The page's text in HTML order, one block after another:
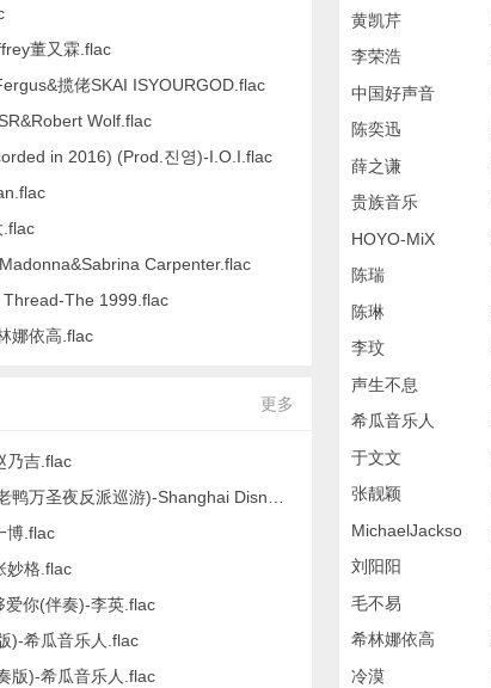
董又霖.flac
揽佬SKAI ISYOURGOD.flac
Wolf.flac
in 2016) (Prod.진영)-I.O.I.flac
.flac
Carpenter.flac
The 1999.flac
娜依高.flac
更多
乃吉.flac
游)-Shanghai Disney Resort Cast&葛琪璘&吴婧&Charlie You.flac
博.flac
妙格.flac
爱你(伴奏)-李英.flac
)-希瓜音乐人.flac
版)-希瓜音乐人.flac
黄凯芹
李荣浩
中国好声音
陈奕迅
薛之谦
贵族音乐
HOYO-MiX
陈瑞
陈琳
李玟
声生不息
希瓜音乐人
于文文
张靓颖
MichaelJackso
刘阳阳
毛不易
希林娜依高
冷漠